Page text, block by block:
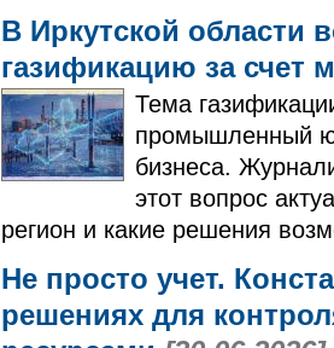
В Иркутской области
газификацию за счет
Тема
промышленный
бизнеса.
этот вопрос
регион и какие решения
Не просто учет.
решениях для